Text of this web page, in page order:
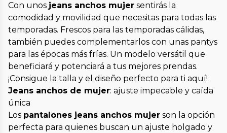
Con unos jeans anchos mujer sentirás la
comodidad y movilidad que necesitas para todas las
temporadas. Frescos para las temporadas cálidas,
también puedes complementarlos con unas pantys
para las épocas más frías. Un modelo versátil que
beneficiará y potenciará a tus mejores prendas.
¡Consigue la talla y el diseño perfecto para ti aquí!
Jeans anchos de mujer: ajuste impecable y caída
única
Los pantalones jeans anchos mujer son la opción
perfecta para quienes buscan un ajuste holgado y